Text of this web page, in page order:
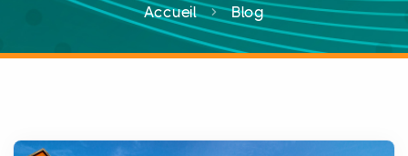
Accueil Blog